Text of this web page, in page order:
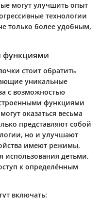
могут улучшить опыт
технологии
только более удобным,
функциями
стоит обратить
уникальные
с возможностью
функциями
оказаться весьма
представляют собой
но и улучшают
имеют режимы,
использования детьми,
к определённым
включать: